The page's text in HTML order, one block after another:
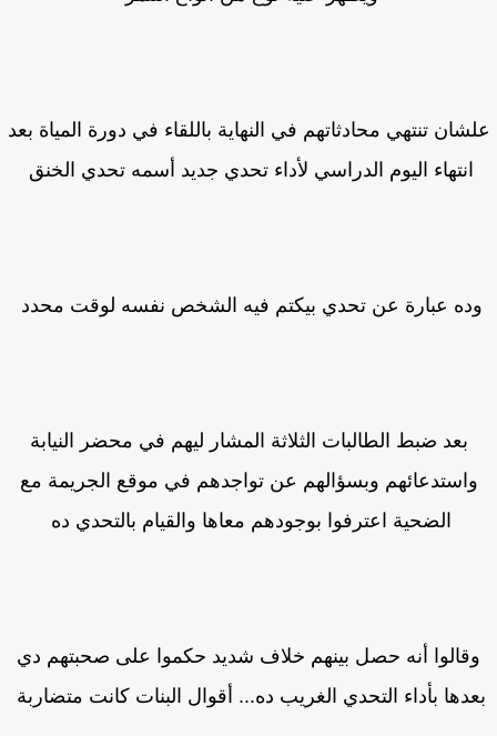
تنتهي محادثاتهم في النهاية باللقاء في دورة المياة بعد
انتهاء اليوم الدراسي لأداء تحدي جديد أسمه تحدي الخنق
عبارة عن تحدي بيكتم فيه الشخص نفسه لوقت محدد
بعد ضبط الطالبات الثلاثة المشار ليهم في محضر النيابة
واستدعائهم وبسؤالهم عن تواجدهم في موقع الجريمة مع
الضحية اعترفوا بوجودهم معاها والقيام بالتحدي ده
أنه حصل بينهم خلاف شديد حكموا على صحبتهم دي
بأداء التحدي الغريب ده... أقوال البنات كانت متضاربة